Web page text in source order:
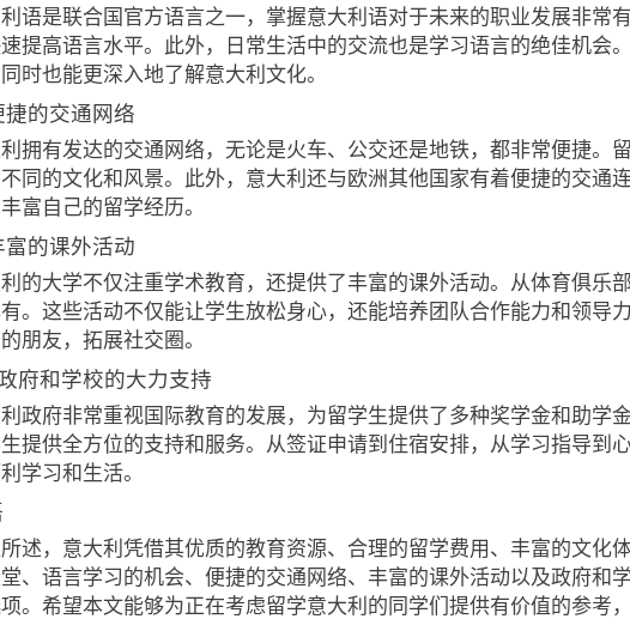
语是联合国官方语言之一，掌握意大利语对于未来的职业发展非常
提高语言水平。此外，日常生活中的交流也是学习语言的绝佳机会
时也能更深入地了解意大利文化。
捷的交通网络
拥有发达的交通网络，无论是火车、公交还是地铁，都非常便捷。
同的文化和风景。此外，意大利还与欧洲其他国家有着便捷的交通
富自己的留学经历。
富的课外活动
的大学不仅注重学术教育，还提供了丰富的课外活动。从体育俱乐
。这些活动不仅能让学生放松身心，还能培养团队合作能力和领导
朋友，拓展社交圈。
府和学校的大力支持
政府非常重视国际教育的发展，为留学生提供了多种奖学金和助学
提供全方位的支持和服务。从签证申请到住宿安排，从学习指导到
学习和生活。
述，意大利凭借其优质的教育资源、合理的留学费用、丰富的文化
、语言学习的机会、便捷的交通网络、丰富的课外活动以及政府和
。希望本文能够为正在考虑留学意大利的同学们提供有价值的参考